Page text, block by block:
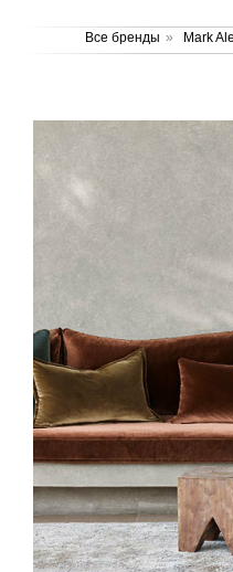
Все бренды » Mark